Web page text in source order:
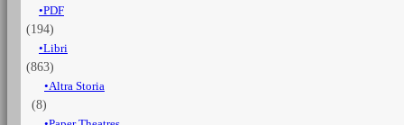
PDF
(194)
Libri
(863)
Altra Storia
(8)